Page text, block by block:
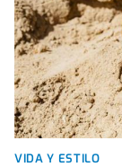
VIDA Y ESTILO